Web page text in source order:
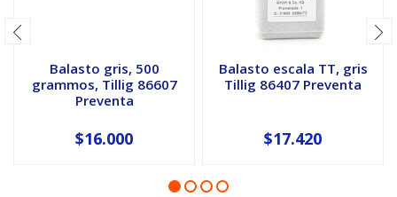
Balasto gris, 500
grammos, Tillig 86607
Preventa
$16.000
Balasto escala TT, gris
Tillig 86407 Preventa
$17.420